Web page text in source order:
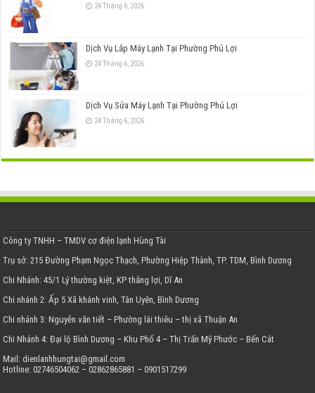
24 Tháng 6, 2026
Dịch Vụ Lắp Máy Lạnh Tại Phường Phú Lợi
24 Tháng 6, 2026
Dịch Vụ Sửa Máy Lạnh Tại Phường Phú Lợi
24 Tháng 6, 2026
Công ty TNHH – TMDV cơ điện lạnh Hùng Tài
Trụ sở: 215 Đường Phạm Ngọc Thạch, Phường Hiệp Thành, TP. TDM, Bình Dương
Chi Nhánh: 45/1 Lý thường kiệt, KP thắng lợi, Dĩ An
Chi nhánh 2: Ấp 5 Xã khánh vinh, Tân Uyên, Bình Dương
Chi nhánh 3: Nguyễn văn tiết – Phường lái thiêu – thị xã Thuận An
Chi Nhánh 4: Đại lộ Bình Dương – Khu Phố 4 – Thị Trấn Mỹ Phước – Bến Cát
Mail: dienlanhhungtai@gmail.com
Hotline: 02746504062 – 02862865881 – 0901517299